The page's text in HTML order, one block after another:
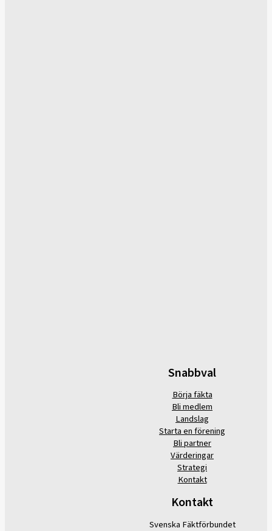
Snabbval
Börja fäkta
Bli medlem
Landslag
Starta en förening
Bli partner
Värderingar
Strategi
Kontakt
Kontakt
Svenska Fäktförbundet